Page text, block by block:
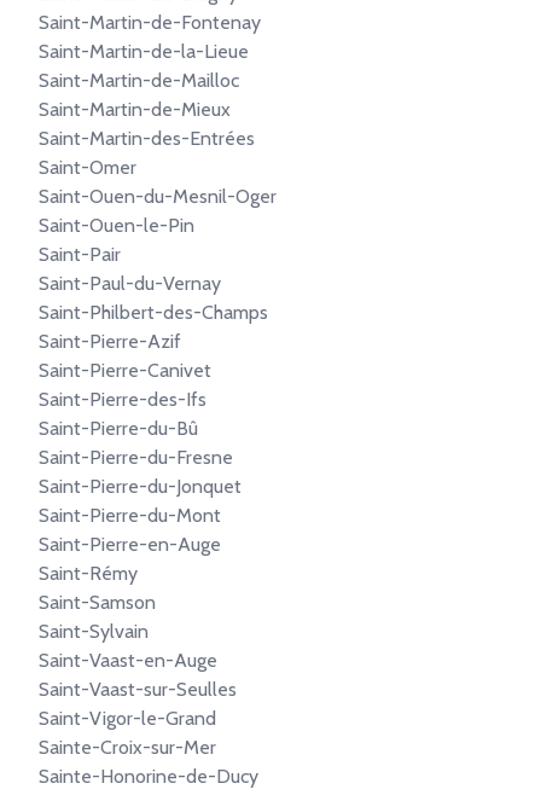
Saint-Martin-de-Fontenay
Saint-Martin-de-la-Lieue
Saint-Martin-de-Mailloc
Saint-Martin-de-Mieux
Saint-Martin-des-Entrées
Saint-Omer
Saint-Ouen-du-Mesnil-Oger
Saint-Ouen-le-Pin
Saint-Pair
Saint-Paul-du-Vernay
Saint-Philbert-des-Champs
Saint-Pierre-Azif
Saint-Pierre-Canivet
Saint-Pierre-des-Ifs
Saint-Pierre-du-Bû
Saint-Pierre-du-Fresne
Saint-Pierre-du-Jonquet
Saint-Pierre-du-Mont
Saint-Pierre-en-Auge
Saint-Rémy
Saint-Samson
Saint-Sylvain
Saint-Vaast-en-Auge
Saint-Vaast-sur-Seulles
Saint-Vigor-le-Grand
Sainte-Croix-sur-Mer
Sainte-Honorine-de-Ducy